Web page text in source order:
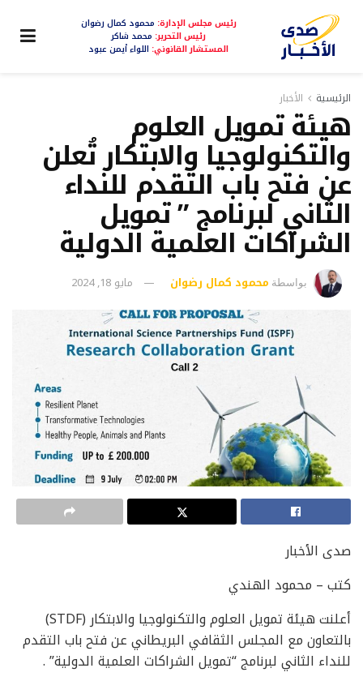
رئيس مجلس الإدارة: محمود كمال رضوان
رئيس التحرير: محمد شاكر
المستشار القانوني: اللواء أيمن عبود
الرئيسية الأخبار
هيئة تمويل العلوم
والتكنولوجيا والابتكار تُعلن
عن فتح باب التقدم للنداء
الثاني لبرنامج ” تمويل
الشراكات العلمية الدولية
بواسطة محمود كمال رضوان مايو 18, 2024
صدى الأخبار
كتب – محمود الهندي
أعلنت هيئة تمويل العلوم والتكنولوجيا والابتكار (STDF)
بالتعاون مع المجلس الثقافي البريطاني عن فتح باب التقدم
للنداء الثاني لبرنامج “تمويل الشراكات العلمية الدولية” .